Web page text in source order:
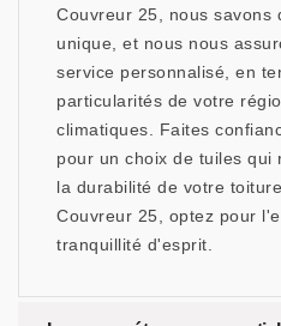
Couvreur 25, nous savons
unique, et nous nous
service personnalisé, en
particularités de votre
climatiques. Faites
pour un choix de tuiles qui
la durabilité de votre
Couvreur 25, optez pour
tranquillité d'esprit.